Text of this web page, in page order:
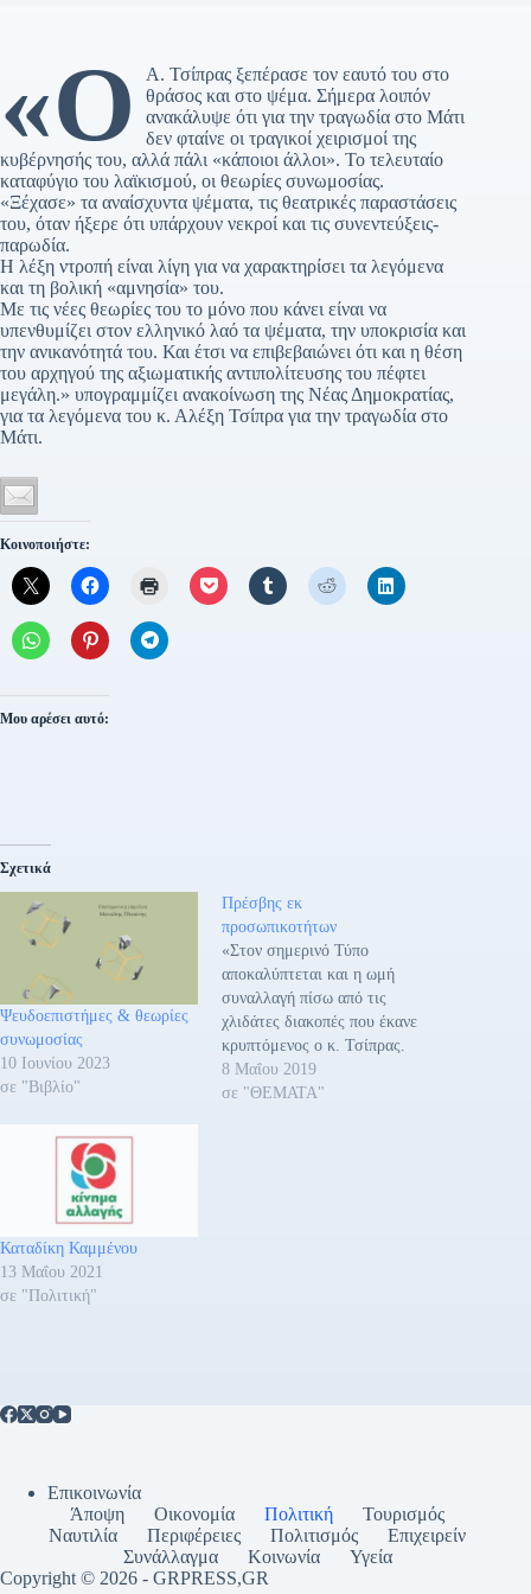
«Ο
Α. Τσίπρας ξεπέρασε τον εαυτό του στο
θράσος και στο ψέμα. Σήμερα λοιπόν
ανακάλυψε ότι για την τραγωδία στο Μάτι
δεν φταίνε οι τραγικοί χειρισμοί της
κυβέρνησής του, αλλά πάλι «κάποιοι άλλοι». Το τελευταίο
καταφύγιο του λαϊκισμού, οι θεωρίες συνωμοσίας.
«Ξέχασε» τα αναίσχυντα ψέματα, τις θεατρικές παραστάσεις
του, όταν ήξερε ότι υπάρχουν νεκροί και τις συνεντεύξεις-
παρωδία.
Η λέξη ντροπή είναι λίγη για να χαρακτηρίσει τα λεγόμενα
και τη βολική «αμνησία» του.
Με τις νέες θεωρίες του το μόνο που κάνει είναι να
υπενθυμίζει στον ελληνικό λαό τα ψέματα, την υποκρισία και
την ανικανότητά του. Και έτσι να επιβεβαιώνει ότι και η θέση
του αρχηγού της αξιωματικής αντιπολίτευσης του πέφτει
μεγάλη.» υπογραμμίζει ανακοίνωση της Νέας Δημοκρατίας,
για τα λεγόμενα του κ. Αλέξη Τσίπρα για την τραγωδία στο
Μάτι.
Κοινοποιήστε:
Μου αρέσει αυτό:
Σχετικά
Ψευδοεπιστήμες & θεωρίες
συνωμοσίας
10 Ιουνίου 2023
σε "Βιβλίο"
Πρέσβης εκ
προσωπικοτήτων
«Στον σημερινό Τύπο
αποκαλύπτεται και η ωμή
συναλλαγή πίσω από τις
χλιδάτες διακοπές που έκανε
κρυπτόμενος ο κ. Τσίπρας.
Η κ. Κατερίνα
Παναγοπούλου, εκτός από
8 Μαΐου 2019
σε "ΘΕΜΑΤΑ"
Καταδίκη Καμμένου
13 Μαΐου 2021
σε "Πολιτική"
Επικοινωνία
Άποψη
Οικονομία Πολιτική
Τουρισμός
Ναυτιλία
Περιφέρειες Πολιτισμός
Επιχειρείν
Συνάλλαγμα
Κοινωνία
Υγεία
Copyright © 2026 - GRPRESS,GR